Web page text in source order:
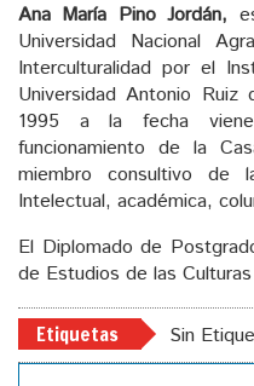
Ana María Pino Jordán,
Universidad Nacional
Interculturalidad por el
Universidad Antonio
1995 a la fecha viene
funcionamiento de la
miembro consultivo de
Intelectual, académica,
El Diplomado de
de Estudios de las
Etiquetas Sin